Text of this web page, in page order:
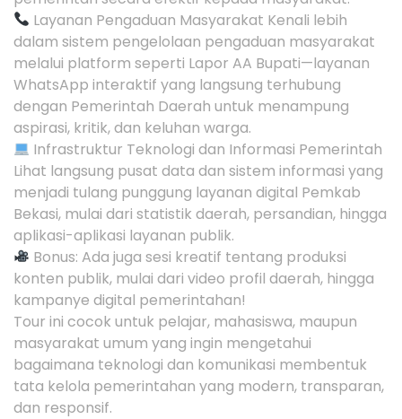
Layanan Pengaduan Masyarakat Kenali lebih
dalam sistem pengelolaan pengaduan masyarakat
melalui platform seperti Lapor AA Bupati—layanan
WhatsApp interaktif yang langsung terhubung
dengan Pemerintah Daerah untuk menampung
aspirasi, kritik, dan keluhan warga.
Infrastruktur Teknologi dan Informasi Pemerintah
Lihat langsung pusat data dan sistem informasi yang
menjadi tulang punggung layanan digital Pemkab
Bekasi, mulai dari statistik daerah, persandian, hingga
aplikasi-aplikasi layanan publik.
Bonus: Ada juga sesi kreatif tentang produksi
konten publik, mulai dari video profil daerah, hingga
kampanye digital pemerintahan!
Tour ini cocok untuk pelajar, mahasiswa, maupun
masyarakat umum yang ingin mengetahui
bagaimana teknologi dan komunikasi membentuk
tata kelola pemerintahan yang modern, transparan,
dan responsif.